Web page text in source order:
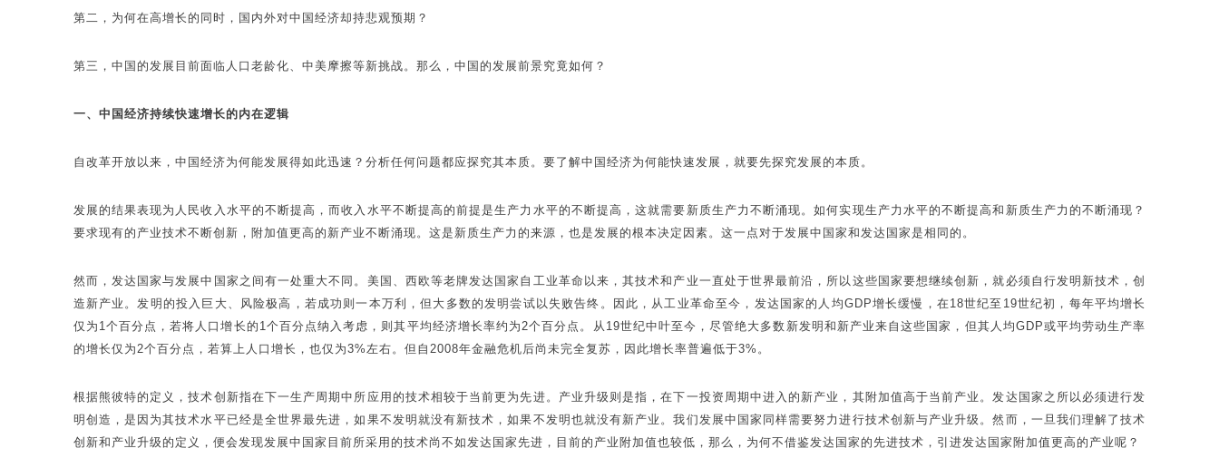
第二，为何在高增长的同时，国内外对中国经济却持悲观预期？
第三，中国的发展目前面临人口老龄化、中美摩擦等新挑战。那么，中国的发展前景究竟如何？
一、中国经济持续快速增长的内在逻辑
自改革开放以来，中国经济为何能发展得如此迅速？分析任何问题都应探究其本质。要了解中国经济为何能快速发展，就要先探究发展的本质。
发展的结果表现为人民收入水平的不断提高，而收入水平不断提高的前提是生产力水平的不断提高，这就需要新质生产力不断涌现。如何实现生产力水平的不断提高和新质生产力的不断涌现？
要求现有的产业技术不断创新，附加值更高的新产业不断涌现。这是新质生产力的来源，也是发展的根本决定因素。这一点对于发展中国家和发达国家是相同的。
然而，发达国家与发展中国家之间有一处重大不同。美国、西欧等老牌发达国家自工业革命以来，其技术和产业一直处于世界最前沿，所以这些国家要想继续创新，就必须自行发明新技术，创
造新产业。发明的投入巨大、风险极高，若成功则一本万利，但大多数的发明尝试以失败告终。因此，从工业革命至今，发达国家的人均GDP增长缓慢，在18世纪至19世纪初，每年平均增长
仅为1个百分点，若将人口增长的1个百分点纳入考虑，则其平均经济增长率约为2个百分点。从19世纪中叶至今，尽管绝大多数新发明和新产业来自这些国家，但其人均GDP或平均劳动生产率
的增长仅为2个百分点，若算上人口增长，也仅为3%左右。但自2008年金融危机后尚未完全复苏，因此增长率普遍低于3%。
根据熊彼特的定义，技术创新指在下一生产周期中所应用的技术相较于当前更为先进。产业升级则是指，在下一投资周期中进入的新产业，其附加值高于当前产业。发达国家之所以必须进行发
明创造，是因为其技术水平已经是全世界最先进，如果不发明就没有新技术，如果不发明也就没有新产业。我们发展中国家同样需要努力进行技术创新与产业升级。然而，一旦我们理解了技术
创新和产业升级的定义，便会发现发展中国家目前所采用的技术尚不如发达国家先进，目前的产业附加值也较低，那么，为何不借鉴发达国家的先进技术，引进发达国家附加值更高的产业呢？